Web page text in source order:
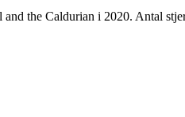
the Caldurian i 2020. Antal